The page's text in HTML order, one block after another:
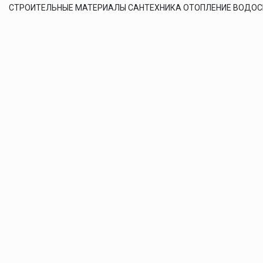
СТРОИТЕЛЬНЫЕ МАТЕРИАЛЫ САНТЕХНИКА ОТОПЛЕНИЕ